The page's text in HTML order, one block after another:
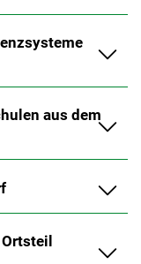
aus dem